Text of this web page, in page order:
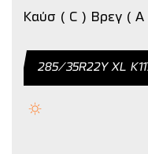
Καύσ ( C ) Βρεγ (
285/35R22Y XL